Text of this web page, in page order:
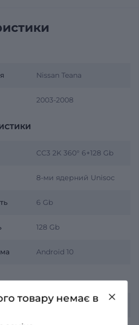
Nissan Teana
2003-2008
CC3 2K 360° 6+128 Gb
8-ми ядерний Unisoc
6 Gb
128 Gb
Android 10
2К 2000х1200
товару немає в